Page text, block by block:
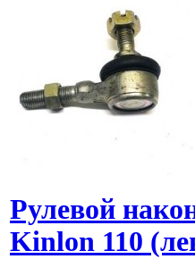
Рулевой
Kinlon 110